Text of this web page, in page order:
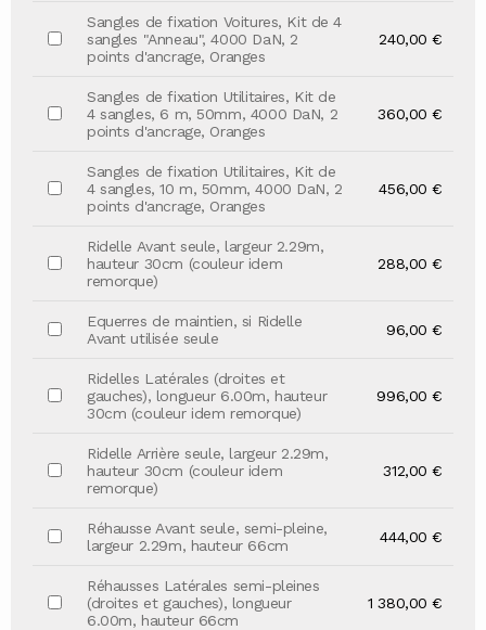
Sangles de fixation Voitures, Kit de 4
sangles "Anneau", 4000 DaN, 2
points d'ancrage, Oranges
240,00 €
Sangles de fixation Utilitaires, Kit de
4 sangles, 6 m, 50mm, 4000 DaN, 2
points d'ancrage, Oranges
360,00 €
Sangles de fixation Utilitaires, Kit de
4 sangles, 10 m, 50mm, 4000 DaN, 2
points d'ancrage, Oranges
456,00 €
Ridelle Avant seule, largeur 2.29m,
hauteur 30cm (couleur idem
remorque)
288,00 €
Equerres de maintien, si Ridelle
Avant utilisée seule
96,00 €
Ridelles Latérales (droites et
gauches), longueur 6.00m, hauteur
30cm (couleur idem remorque)
996,00 €
Ridelle Arrière seule, largeur 2.29m,
hauteur 30cm (couleur idem
remorque)
312,00 €
Réhausse Avant seule, semi-pleine,
largeur 2.29m, hauteur 66cm
444,00 €
Réhausses Latérales semi-pleines
(droites et gauches), longueur
6.00m, hauteur 66cm
1 380,00 €